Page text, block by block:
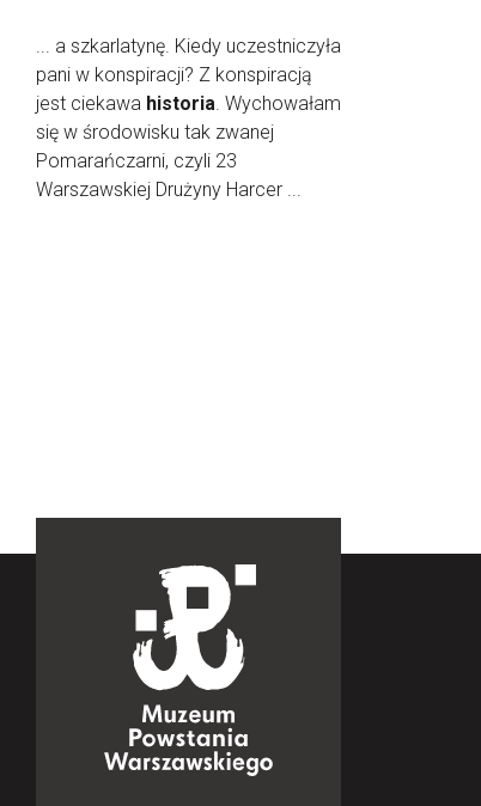
... a szkarlatynę. Kiedy uczestniczyła
pani w konspiracji? Z konspiracją
jest ciekawa historia. Wychowałam
się w środowisku tak zwanej
Pomarańczarni, czyli 23
Warszawskiej Drużyny Harcer ...